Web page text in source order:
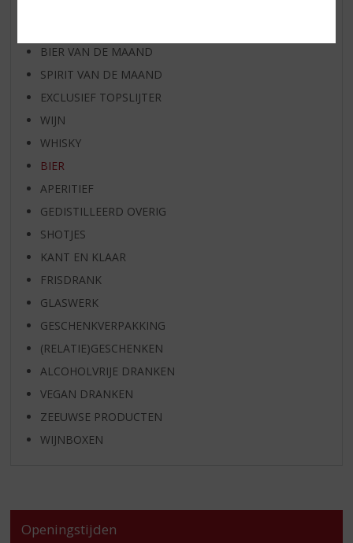
BIER VAN DE MAAND
SPIRIT VAN DE MAAND
EXCLUSIEF TOPSLIJTER
WIJN
WHISKY
BIER
APERITIEF
GEDISTILLEERD OVERIG
SHOTJES
KANT EN KLAAR
FRISDRANK
GLASWERK
GESCHENKVERPAKKING
(RELATIE)GESCHENKEN
ALCOHOLVRIJE DRANKEN
VEGAN DRANKEN
ZEEUWSE PRODUCTEN
WIJNBOXEN
Openingstijden